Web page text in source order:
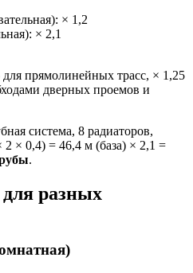
× 1,2
× 2,1
для прямолинейных трасс, × 1,25
дверных проемов и
система, 8 радиаторов,
× 0,4) = 46,4 м (база) × 2,1 =
.
разных